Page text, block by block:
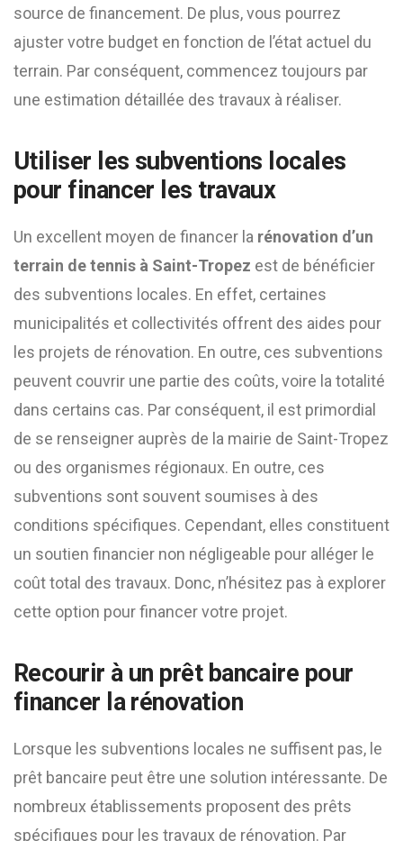
source de financement. De plus, vous pourrez
ajuster votre budget en fonction de l’état actuel du
terrain. Par conséquent, commencez toujours par
une estimation détaillée des travaux à réaliser.
Utiliser les subventions locales
pour financer les travaux
Un excellent moyen de financer la rénovation d’un
terrain de tennis à Saint-Tropez est de bénéficier
des subventions locales. En effet, certaines
municipalités et collectivités offrent des aides pour
les projets de rénovation. En outre, ces subventions
peuvent couvrir une partie des coûts, voire la totalité
dans certains cas. Par conséquent, il est primordial
de se renseigner auprès de la mairie de Saint-Tropez
ou des organismes régionaux. En outre, ces
subventions sont souvent soumises à des
conditions spécifiques. Cependant, elles constituent
un soutien financier non négligeable pour alléger le
coût total des travaux. Donc, n’hésitez pas à explorer
cette option pour financer votre projet.
Recourir à un prêt bancaire pour
financer la rénovation
Lorsque les subventions locales ne suffisent pas, le
prêt bancaire peut être une solution intéressante. De
nombreux établissements proposent des prêts
spécifiques pour les travaux de rénovation. Par